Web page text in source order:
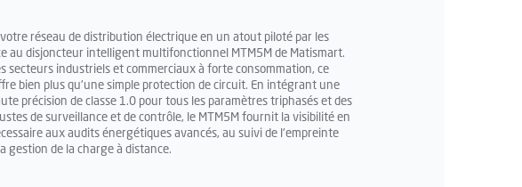
votre réseau de distribution électrique en un atout piloté par les
au disjoncteur intelligent multifonctionnel MTM5M de Matismart.
secteurs industriels et commerciaux à forte consommation, ce
bien plus qu'une simple protection de circuit. En intégrant une
précision de classe 1.0 pour tous les paramètres triphasés et des
de surveillance et de contrôle, le MTM5M fournit la visibilité en
aux audits énergétiques avancés, au suivi de l'empreinte
gestion de la charge à distance.